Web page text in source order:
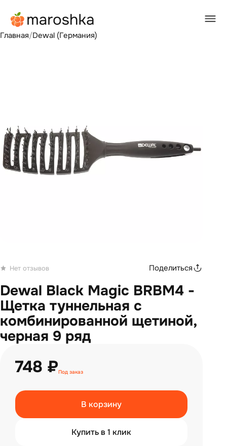
Главная/Dewal (Германия)
Нет отзывов Поделиться
Dewal Black Magic BRBM4 -
Щетка туннельная с
комбинированной щетиной,
черная 9 ряд
748 ₽Под заказ
В корзину
Купить в 1 клик